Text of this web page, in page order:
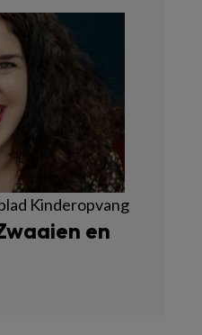
Kinderopvang
en